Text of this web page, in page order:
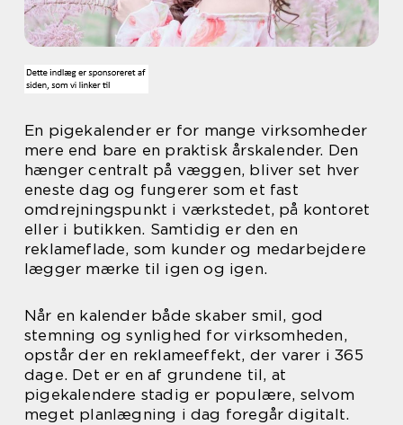
En pigekalender er for mange virksomheder
mere end bare en praktisk årskalender. Den
hænger centralt på væggen, bliver set hver
eneste dag og fungerer som et fast
omdrejningspunkt i værkstedet, på kontoret
eller i butikken. Samtidig er den en
reklameflade, som kunder og medarbejdere
lægger mærke til igen og igen.
Når en kalender både skaber smil, god
stemning og synlighed for virksomheden,
opstår der en reklameeffekt, der varer i 365
dage. Det er en af grundene til, at
pigekalendere stadig er populære, selvom
meget planlægning i dag foregår digitalt.